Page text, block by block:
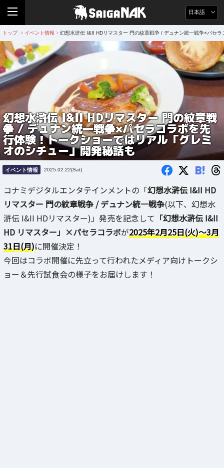
日本語
トップ > イベント情報 > 幻想水滸伝 I&II HDリマスター 門の紋章戦争 / デュナン統一戦争×パセ
幻想水滸伝 I&II HDリマスター 門の紋章戦
争 / デュナン統一戦争×パセラコラボを先
行体験！トークショーではリアル「グレミ
オのシチュー」開発秘話も
イベント情報 2025.02.22(Sat) B!
コナミデジタルエンタテインメントの「幻想水滸伝 I&II HD
リマスター 門の紋章戦争 / デュナン統一戦争(以下、幻想水
滸伝 I&II HDリマスター)」発売を記念して 「幻想水滸伝 I&II
HD リマスター」×パセラコラボが2025年2月25日(火)～3月
31日(月)に開催決定！
今回はコラボ開催に先立って行われたメディア向けトークシ
ョー＆先行試食会の様子をお届けします！